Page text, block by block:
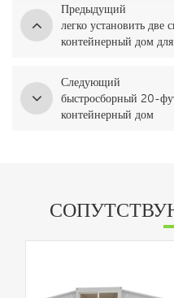
Предыдущий
легко установить
контейнерный дом
Следующий
быстросборный 20-
контейнерный дом